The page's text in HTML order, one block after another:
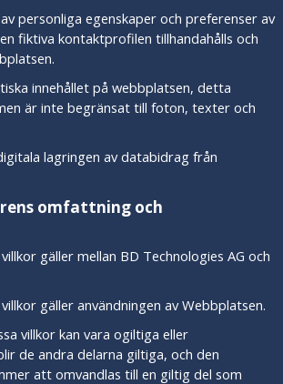
personliga egenskaper och preferenser av
fiktiva kontaktprofilen tillhandahålls och
innehållet på webbplatsen, detta
är inte begränsat till foton, texter och
lagringen av databidrag från
omfattning och
gäller mellan BD Technologies AG och
gäller användningen av Webbplatsen.
villkor kan vara ogiltiga eller
de andra delarna giltiga, och den
att omvandlas till en giltig del som